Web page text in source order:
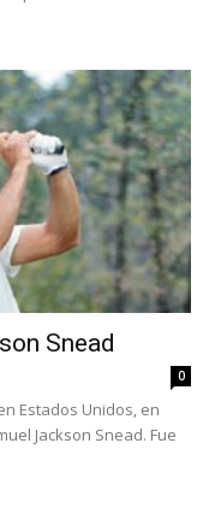
Snead
0
Estados Unidos, en
Jackson Snead. Fue